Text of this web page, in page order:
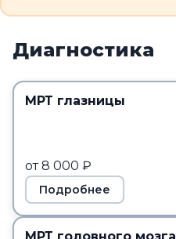
Диагностика
МРТ глазницы
от 8 000 ₽
Подробнее